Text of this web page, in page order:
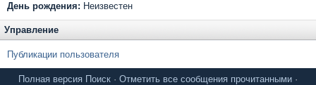
День рождения: Неизвестен
Управление
Публикации пользователя
Полная версия Поиск · Отметить все сообщения прочитанными ·